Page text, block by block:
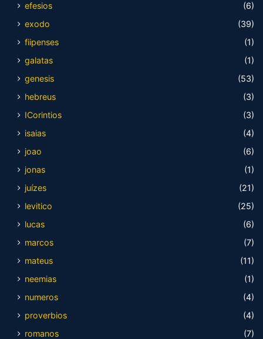
efesios
(6)
exodo
(39)
fiipenses
(1)
galatas
(1)
genesis
(53)
hebreus
(3)
ICorintios
(3)
isaias
(4)
joao
(6)
jonas
(1)
juízes
(21)
levitico
(25)
lucas
(6)
marcos
(7)
mateus
(11)
neemias
(1)
numeros
(4)
proverbios
(4)
romanos
(7)